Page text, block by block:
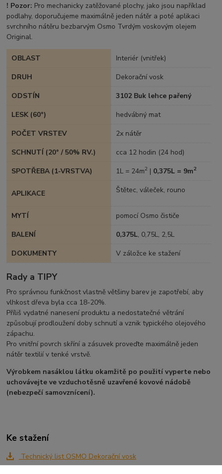
! Pozor: Pro mechanicky zatěžované plochy, jako jsou například
podlahy, doporučujeme maximálně jeden nátěr a poté aplikaci
svrchního nátěru bezbarvým Osmo Tvrdým voskovým olejem
Original.
OBLAST
Interiér (vnitřek)
DRUH
Dekorační vosk
ODSTÍN
3102 Buk lehce pařený
LESK (60°)
hedvábný mat
POČET VRSTEV
2x nátěr
SCHNUTÍ (20° / 50% RV.)
cca 12 hodin (24 hod)
SPOTŘEBA (1-VRSTVA)
1L = 24m2 | 0,375L = 9m2
APLIKACE Štětec, váleček, rouno
MYTÍ
pomocí Osmo čističe
BALENÍ
0,375L, 0,75L, 2,5L
DOKUMENTY
V záložce ke stažení
Rady a TIPY
Pro správnou funkčnost vlastně většiny barev je zapotřebí, aby
vlhkost dřeva byla cca 18-20%.
Příliš vydatné nanesení produktu a nedostatečné větrání
způsobují prodloužení doby schnutí a vznik typického olejového
zápachu.
Pro vnitřní povrch skříní a zásuvek proveďte maximálně jeden
nátěr textilií v tenké vrstvě.
Výrobkem nasáklou látku okamžitě po použití vyperte nebo
uchovávejte ve vzduchotěsně uzavřené kovové nádobě
(nebezpečí samovznícení).
Ke stažení
Technický list OSMO Dekorační vosk